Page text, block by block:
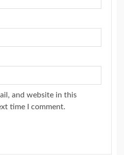
and website in this
time I comment.